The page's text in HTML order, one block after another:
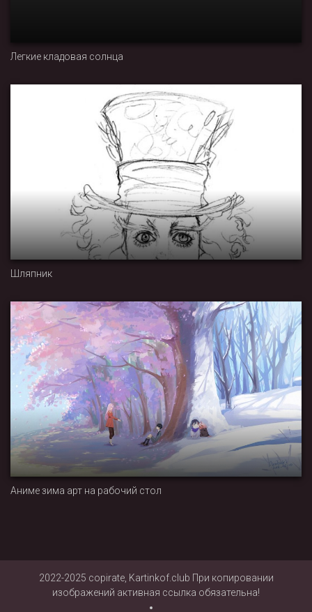
Легкие кладовая солнца
Шляпник
Аниме зима арт на рабочий стол
2022-2025 copirate, Kartinkof.club При копировании
изображений активная ссылка обязательна!